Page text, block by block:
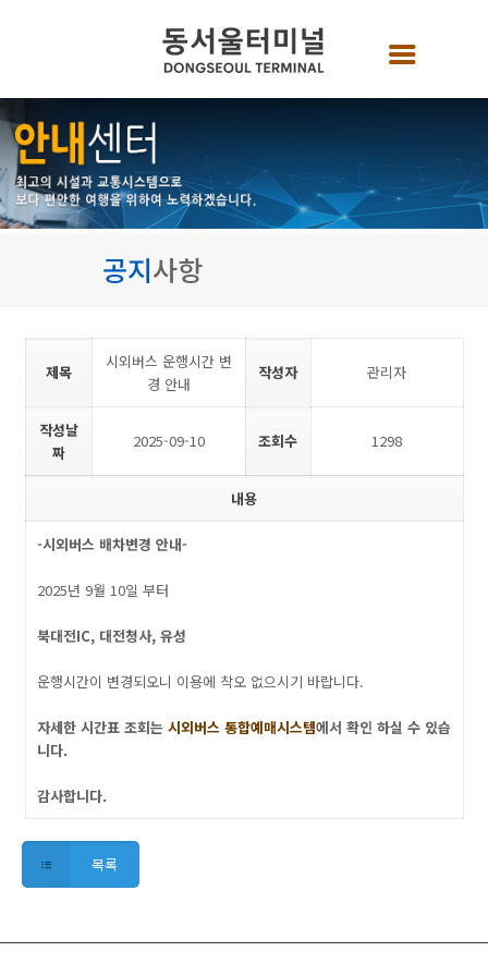
공지사항
제목
시외버스 운행시간 변
경 안내
작성자 관리자
작성날
짜
2025-09-10 조회수 1298
내용
-시외버스 배차변경 안내-
2025년 9월 10일 부터
북대전IC, 대전청사, 유성
운행시간이 변경되오니 이용에 착오 없으시기 바랍니다.
자세한 시간표 조회는 시외버스 통합예매시스템에서 확인 하실 수 있습
니다.
감사합니다.
목록